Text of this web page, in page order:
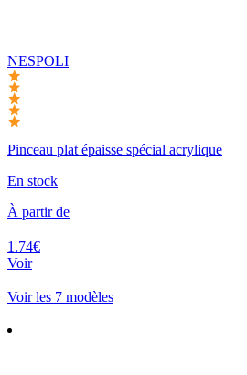
NESPOLI
Pinceau plat épaisse spécial acrylique
En stock
À partir de
1.74€
Voir
Voir les 7 modèles